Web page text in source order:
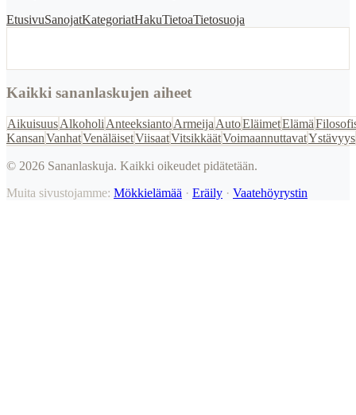
EtusivuSanojatKategoriatHakuTietoaTietosuoja
Kaikki sananlaskujen aiheet
AikuisuusAlkoholi AnteeksiantoArmeija AutoEläimetElämä
KansanVanhatVenäläisetViisaatVitsikkäätVoimaannuttavatYstävyys
© 2026 Sananlaskuja. Kaikki oikeudet pidätetään.
Muita sivustojamme: Mökkielämää · Eräily · Vaatehöyrystin